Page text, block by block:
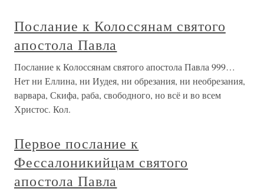
Послание к Колоссянам святого
апостола Павла
Послание к Колоссянам святого апостола Павла 999…
Нет ни Еллина, ни Иудея, ни обрезания, ни необрезания,
варвара, Скифа, раба, свободного, но всё и во всем
Христос. Кол.
Первое послание к
Фессалоникийцам святого
апостола Павла